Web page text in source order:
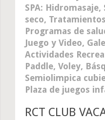
SPA:
seco,
Programas de
Juego y Video,
Actividades
Paddle, Voley,
Semiolimpica
Plaza de juegos
RCT CLUB